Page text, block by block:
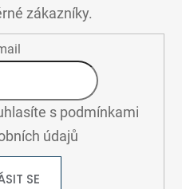
zákazníky.
s podmínkami
údajů
SE